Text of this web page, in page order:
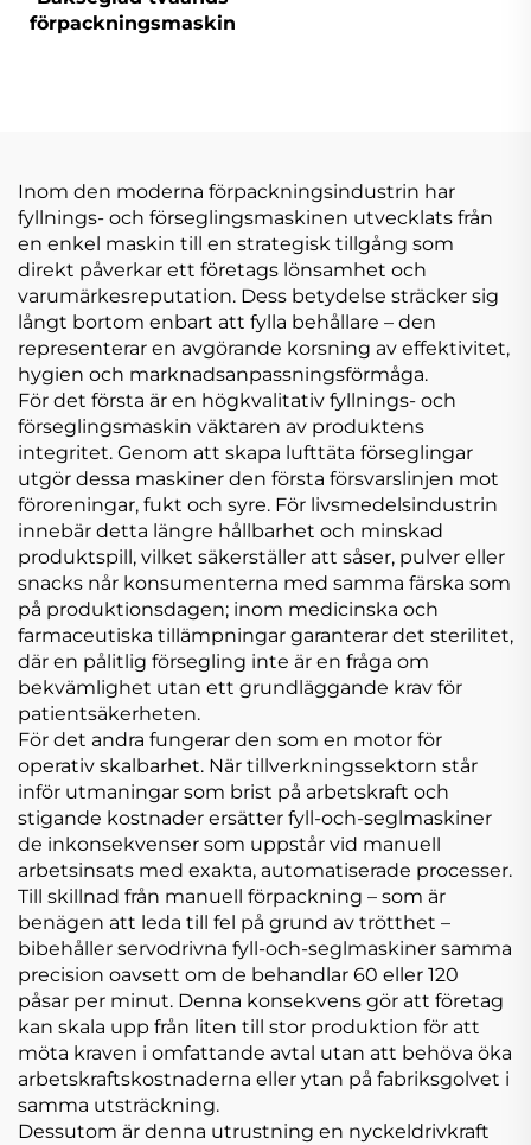
förpackningsmaskin
Inom den moderna förpackningsindustrin har
fyllnings- och förseglingsmaskinen utvecklats från
en enkel maskin till en strategisk tillgång som
direkt påverkar ett företags lönsamhet och
varumärkesreputation. Dess betydelse sträcker sig
långt bortom enbart att fylla behållare – den
representerar en avgörande korsning av effektivitet,
hygien och marknadsanpassningsförmåga.
För det första är en högkvalitativ fyllnings- och
förseglingsmaskin väktaren av produktens
integritet. Genom att skapa lufttäta förseglingar
utgör dessa maskiner den första försvarslinjen mot
föroreningar, fukt och syre. För livsmedelsindustrin
innebär detta längre hållbarhet och minskad
produktspill, vilket säkerställer att såser, pulver eller
snacks når konsumenterna med samma färska som
på produktionsdagen; inom medicinska och
farmaceutiska tillämpningar garanterar det sterilitet,
där en pålitlig försegling inte är en fråga om
bekvämlighet utan ett grundläggande krav för
patientsäkerheten.
För det andra fungerar den som en motor för
operativ skalbarhet. När tillverkningssektorn står
inför utmaningar som brist på arbetskraft och
stigande kostnader ersätter fyll-och-seglmaskiner
de inkonsekvenser som uppstår vid manuell
arbetsinsats med exakta, automatiserade processer.
Till skillnad från manuell förpackning – som är
benägen att leda till fel på grund av trötthet –
bibehåller servodrivna fyll-och-seglmaskiner samma
precision oavsett om de behandlar 60 eller 120
påsar per minut. Denna konsekvens gör att företag
kan skala upp från liten till stor produktion för att
möta kraven i omfattande avtal utan att behöva öka
arbetskraftskostnaderna eller ytan på fabriksgolvet i
samma utsträckning.
Dessutom är denna utrustning en nyckeldrivkraft